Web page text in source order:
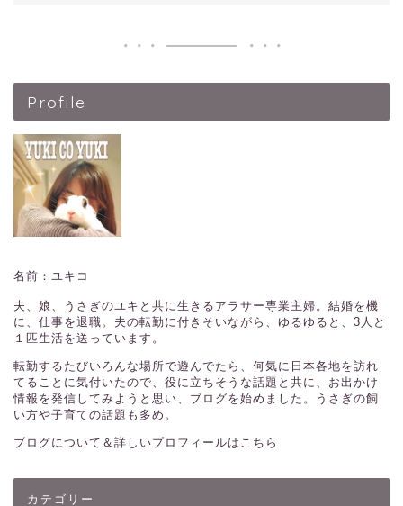
Profile
名前：ユキコ
夫、娘、うさぎのユキと共に生きるアラサー専業主婦。結婚を機
に、仕事を退職。夫の転勤に付きそいながら、ゆるゆると、3人と
１匹生活を送っています。
転勤するたびいろんな場所で遊んでたら、何気に日本各地を訪れ
てることに気付いたので、役に立ちそうな話題と共に、お出かけ
情報を発信してみようと思い、ブログを始めました。うさぎの飼
い方や子育ての話題も多め。
ブログについて＆詳しいプロフィールはこちら
カテゴリー